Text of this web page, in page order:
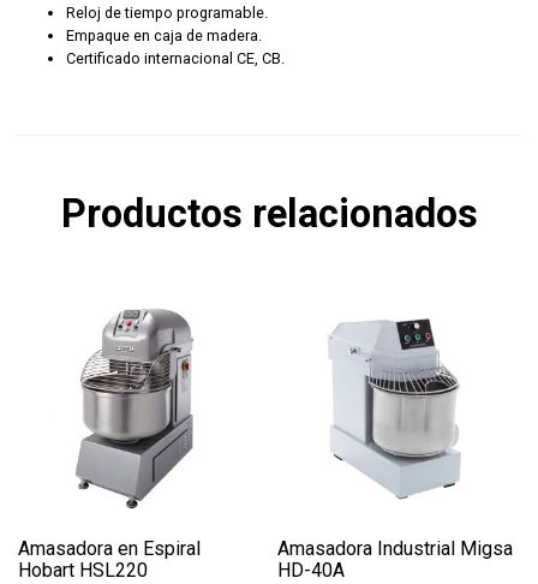
Reloj de tiempo programable.
Empaque en caja de madera.
Certificado internacional CE, CB.
Productos relacionados
Amasadora en Espiral
Hobart HSL220
Amasadora Industrial Migsa
HD-40A